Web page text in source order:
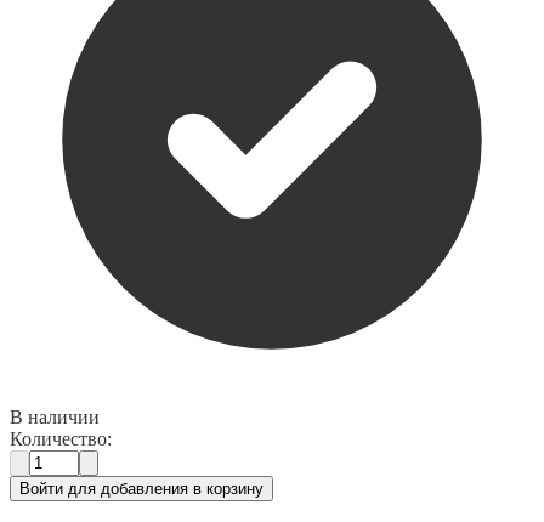
В наличии
Количество:
Войти для добавления в корзину